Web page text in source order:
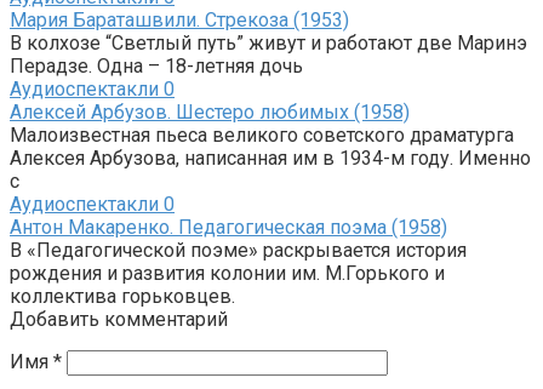
Мария Бараташвили. Стрекоза (1953)
В колхозе “Светлый путь” живут и работают две Маринэ
Перадзе. Одна – 18-летняя дочь
Аудиоспектакли 0
Алексей Арбузов. Шестеро любимых (1958)
Малоизвестная пьеса великого советского драматурга
Алексея Арбузова, написанная им в 1934-м году. Именно
с
Аудиоспектакли 0
Антон Макаренко. Педагогическая поэма (1958)
В «Педагогической поэме» раскрывается история
рождения и развития колонии им. М.Горького и
коллектива горьковцев.
Добавить комментарий
Имя *